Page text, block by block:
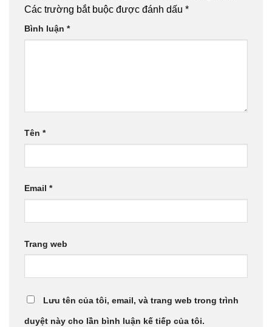
Các trường bắt buộc được đánh dấu *
Bình luận *
Tên *
Email *
Trang web
Lưu tên của tôi, email, và trang web trong trình
duyệt này cho lần bình luận kế tiếp của tôi.